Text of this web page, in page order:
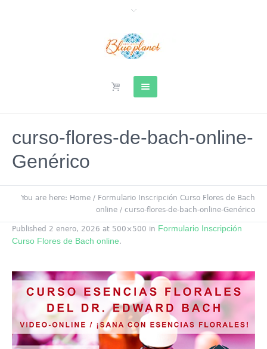
curso-flores-de-bach-online-
Genérico
You are here: Home / Formulario Inscripción Curso Flores de Bach
online / curso-flores-de-bach-online-Genérico
Published 2 enero, 2026 at 500×500 in Formulario Inscripción
Curso Flores de Bach online.